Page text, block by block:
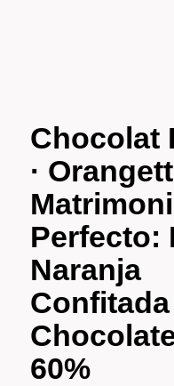
Chocolat
·
Perfecto:
Naranja
60%